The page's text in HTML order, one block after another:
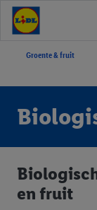
Groente & fruit
en fruit